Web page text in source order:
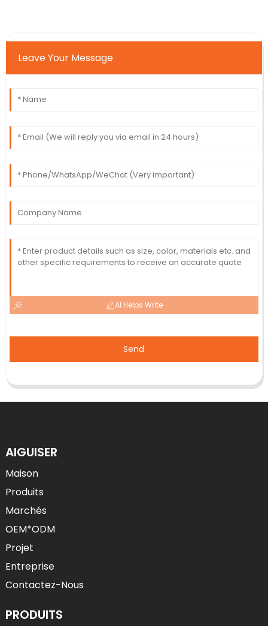
Leave Your Message
AI Helps Write
Send
AIGUISER
Maison
Produits
Marchés
OEM*ODM
Projet
Entreprise
Contactez-Nous
PRODUITS